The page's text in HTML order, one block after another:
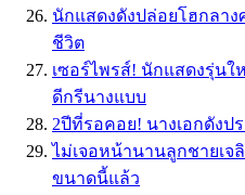
นักแสดงดังปล่อยโฮกลา
ชีวิต
เซอร์ไพรส์! นักแสดงรุ่นใ
ดีกรีนางแบบ
2ปีที่รอคอย! นางเอกดังป
ไม่เจอหน้านานลูกชายเจ
ขนาดนี้แล้ว